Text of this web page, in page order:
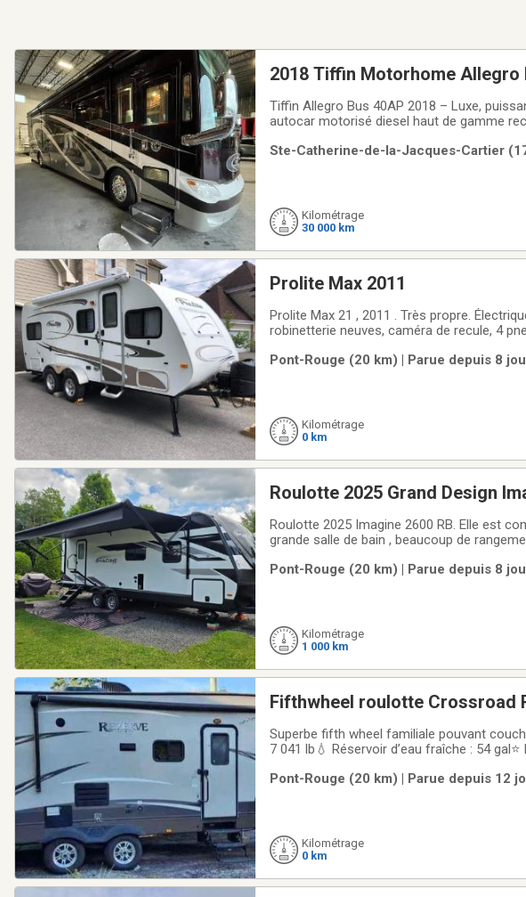
2018 Tiffin Motorhome Allegro
Tiffin Allegro Bus 40AP 2018 – Luxe,
autocar motorisé diesel haut de gamme
PowerGlideTransmission Allison 6
Ste-Catherine-de-la-Jacques-Cartier
Kilométrage
30 000 km
Prolite Max 2011
Prolite Max 21 , 2011 . Très propre.
robinetterie neuves, caméra de recule, 4
Pont-Rouge (20 km) | Parue depuis 8
Kilométrage
0 km
Roulotte 2025 Grand Design
Roulotte 2025 Imagine 2600 RB. Elle est comme neuve. Elle
grande salle de bain , beaucoup de
courant. Fauteuils
Pont-Rouge (20 km) | Parue depuis 8
Kilométrage
1 000 km
Fifthwheel roulotte Crossroad
Superbe fifth wheel familiale pouvant
7 041 lb💧 Réservoir d’eau fraîche : 54
Air climatisé✔ Chauffage au
Pont-Rouge (20 km) | Parue depuis 12
Kilométrage
0 km